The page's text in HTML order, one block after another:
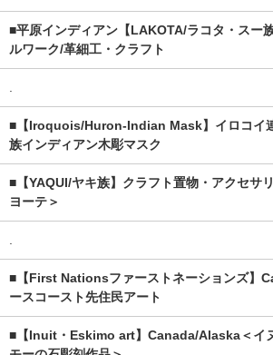
■平原インディアン【LAKOTA/ラコタ・スー
ルワーク/革細工・クラフト
■【Iroquois/Huron-Indian Mask】イロコイ
族インディアン木彫マスク
■【YAQUI/ヤキ族】クラフト置物・アクセサ
ヨーテ＞
■【First Nationsファーストネーションズ】
ースコースト先住民アート
■【Inuit・Eskimo art】Canada/Alaska＜イ